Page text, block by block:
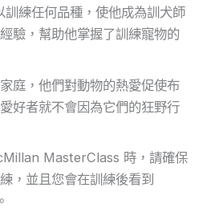
練任何品種，使他成為訓犬師
驗，幫助他掌握了訓練寵物的
庭，他們對動物的熱愛促使布
好者就不會因為它們的狂野行
MasterClass 時，請確保
，並且您會在訓練後看到